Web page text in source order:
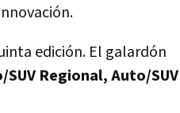
edición. El galardón
SUV Regional, Auto/SUV